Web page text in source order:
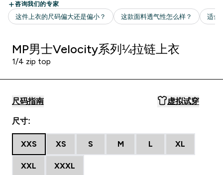
MP男士Velocity系列¼拉链上衣
1/4 zip top
尺码指南 虚拟试穿
尺寸:
XXS XS S M L XL
XXL XXXL